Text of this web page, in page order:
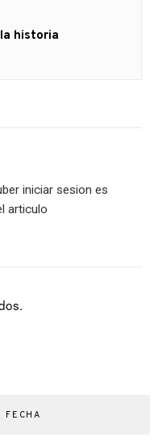
historia
iniciar sesion es
articulo
FECHA